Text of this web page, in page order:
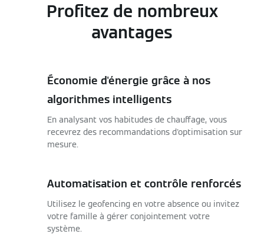
Profitez de nombreux
avantages
Économie d'énergie grâce à nos
algorithmes intelligents
En analysant vos habitudes de chauffage, vous
recevrez des recommandations d'optimisation sur
mesure.
Automatisation et contrôle renforcés
Utilisez le geofencing en votre absence ou invitez
votre famille à gérer conjointement votre
système.